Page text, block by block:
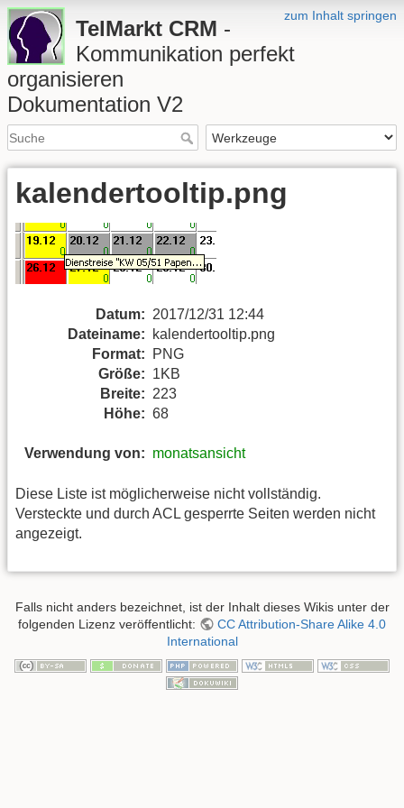
zum Inhalt springen
TelMarkt CRM -
Kommunikation perfekt
organisieren
Dokumentation V2
kalendertooltip.png
Datum: 2017/12/31 12:44
Dateiname:
kalendertooltip.png
Format:
PNG
Größe: 1KB
Breite: 223
Höhe: 68
Verwendung von: monatsansicht
Diese Liste ist möglicherweise nicht vollständig.
Versteckte und durch ACL gesperrte Seiten werden nicht
angezeigt.
Falls nicht anders bezeichnet, ist der Inhalt dieses Wikis unter der
folgenden Lizenz veröffentlicht:
CC Attribution-Share Alike 4.0
International